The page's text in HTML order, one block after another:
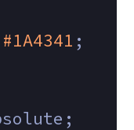
#1A4341 ;